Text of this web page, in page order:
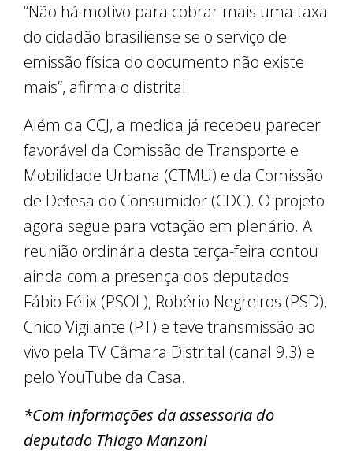
“Não há motivo para cobrar mais uma taxa
do cidadão brasiliense se o serviço de
emissão física do documento não existe
mais”, afirma o distrital.
Além da CCJ, a medida já recebeu parecer
favorável da Comissão de Transporte e
Mobilidade Urbana (CTMU) e da Comissão
de Defesa do Consumidor (CDC). O projeto
agora segue para votação em plenário. A
reunião ordinária desta terça-feira contou
ainda com a presença dos deputados
Fábio Félix (PSOL), Robério Negreiros (PSD),
Chico Vigilante (PT) e teve transmissão ao
vivo pela TV Câmara Distrital (canal 9.3) e
pelo YouTube da Casa.
*Com informações da assessoria do
deputado Thiago Manzoni